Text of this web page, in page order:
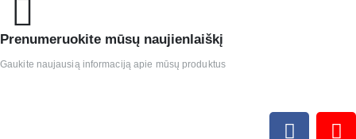
Prenumeruokite mūsų naujienlaiškį
Gaukite naujausią informaciją apie mūsų produktus